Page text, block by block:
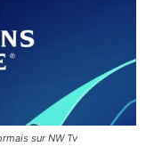
sur NW Tv